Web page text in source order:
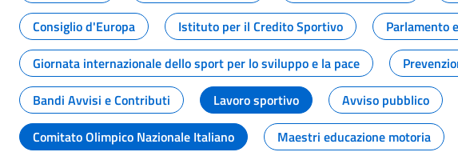
Consiglio d'Europa
Istituto per il Credito Sportivo Parlamento
Giornata internazionale dello sport per lo sviluppo e la pace
Bandi Avvisi e Contributi
Lavoro sportivo Avviso pubblico
Comitato Olimpico Nazionale Italiano
Maestri educazione motoria